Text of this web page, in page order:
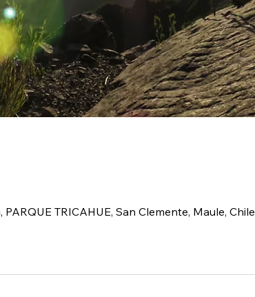
TRICAHUE, San Clemente, Maule, Chile